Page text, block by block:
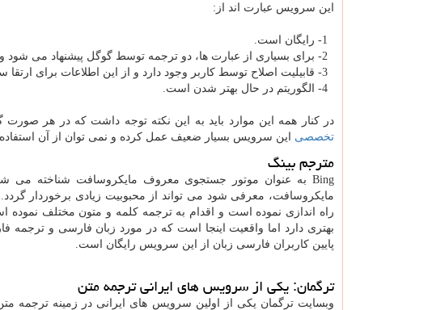
این سرویس عبارت اند از:
در کنار همه این موارد باید به این نکته توجه داشت که در هر
تخصصی این سرویس بسیار ضعیف عمل کرده و نمی توان از آن استفاده
مترجم بینگ
Bing به عنوان موتور جستجوی معروف مایکروسافت شناخته
مایکروسافت، معرفی شود می تواند از محبوبیت زیادی برخوردار
راه اندازی نموده است و اقدام به ترجمه کلمه و متون مختلف
بهتری دارد اما واقعیت اینجا است که در مورد زبان فارسی و
پایین کاربران فارسی زبان از این سرویس رایگان است.
ترگمان: یکی از سرویس های ایرانی ترجمه متن
وبسایت ترگمان یکی از اولین سرویس های ایرانی در زمینه